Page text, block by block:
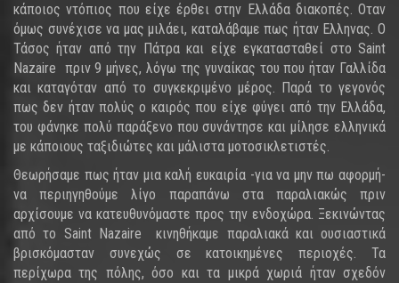
κάποιος ντόπιος που είχε έρθει στην Ελλάδα διακοπές. Οταν
όμως συνέχισε να μας μιλάει, καταλάβαμε πως ήταν Ελληνας. Ο
Τάσος ήταν από την Πάτρα και είχε εγκατασταθεί στο Saint
Nazaire πριν 9 μήνες, λόγω της γυναίκας του που ήταν Γαλλίδα
και καταγόταν από το συγκεκριμένο μέρος. Παρά το γεγονός
πως δεν ήταν πολύς ο καιρός που είχε φύγει από την Ελλάδα,
του φάνηκε πολύ παράξενο που συνάντησε και μίλησε ελληνικά
με κάποιους ταξιδιώτες και μάλιστα μοτοσικλετιστές.
Θεωρήσαμε πως ήταν μια καλή ευκαιρία -για να μην πω αφορμή-
να περιηγηθούμε λίγο παραπάνω στα παραλιακώς πριν
αρχίσουμε να κατευθυνόμαστε προς την ενδοχώρα. Ξεκινώντας
από το Saint Nazaire κινηθήκαμε παραλιακά και ουσιαστικά
βρισκόμασταν συνεχώς σε κατοικημένες περιοχές. Τα
περίχωρα της πόλης, όσο και τα μικρά χωριά ήταν σχεδόν